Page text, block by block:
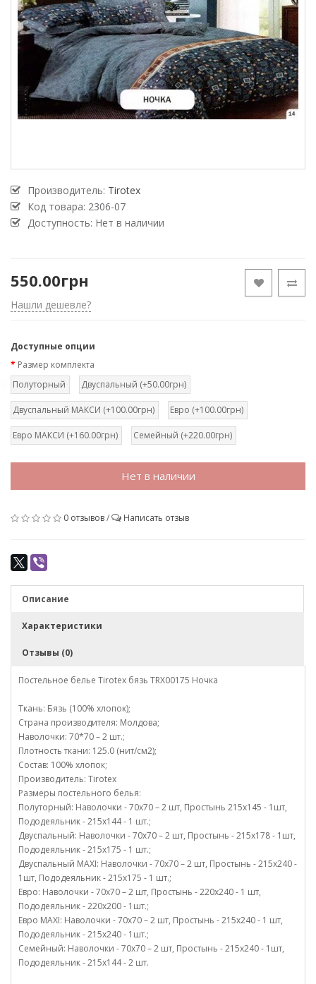
Производитель: Tirotex
Код товара: 2306-07
Доступность: Нет в наличии
550.00грн
Нашли дешевле?
Доступные опции
Размер комплекта
Полуторный
Двуспальный (+50.00грн)
Двуспальный МАКСИ (+100.00грн) Евро (+100.00грн)
Евро МАКСИ (+160.00грн) Семейный (+220.00грн)
Нет в наличии
0 отзывов/ Написать отзыв
Описание
Характеристики
Отзывы (0)
Постельное белье Tirotex бязь TRX00175 Ночка
Ткань: Бязь (100% хлопок);
Страна производителя: Молдова;
Наволочки: 70*70 – 2 шт.;
Плотность ткани: 125.0 (нит/см2);
Состав: 100% хлопок;
Производитель: Tirotex
Размеры постельного белья:
Полуторный: Наволочки - 70х70 – 2 шт, Простынь 215х145 - 1шт,
Пододеяльник - 215х144 - 1 шт.;
Двуспальный: Наволочки - 70х70 – 2 шт, Простынь - 215х178 - 1шт,
Пододеяльник - 215х175 - 1 шт.;
Двуспальный MAXI: Наволочки - 70х70 – 2 шт, Простынь - 215х240 -
1шт, Пододеяльник - 215х175 - 1 шт.;
Евро: Наволочки - 70х70 – 2 шт, Простынь - 220х240 - 1 шт,
Пододеяльник - 220х200 - 1шт.;
Евро MAXI: Наволочки - 70х70 – 2 шт, Простынь - 215х240 - 1 шт,
Пододеяльник - 215х240 - 1шт.;
Семейный: Наволочки - 70х70 – 2 шт, Простынь - 215х240 - 1шт,
Пододеяльник - 215х144 - 2 шт.